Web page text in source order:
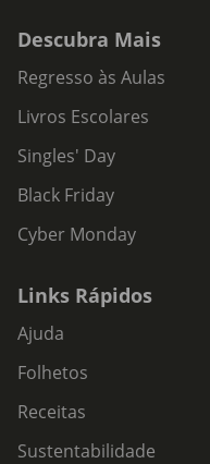
Descubra Mais
Regresso às Aulas
Livros Escolares
Singles' Day
Black Friday
Cyber Monday
Links Rápidos
Ajuda
Folhetos
Receitas
Sustentabilidade